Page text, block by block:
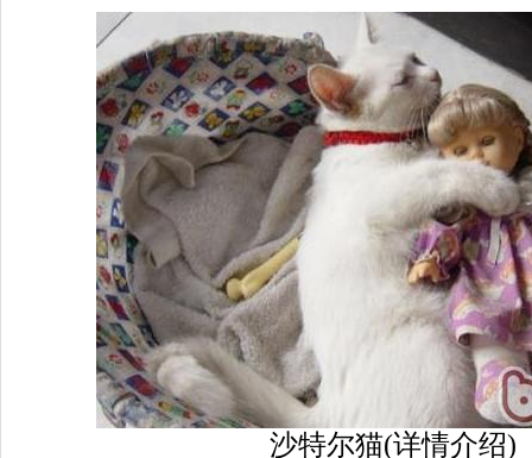
沙特尔猫(详情介绍)